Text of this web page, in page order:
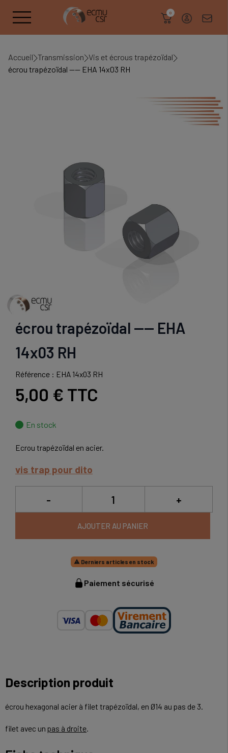
0
Accueil Transmission Vis et écrous trapézoïdal
écrou trapézoïdal ---- EHA 14x03 RH
écrou trapézoïdal ---- EHA
14x03 RH
Référence : EHA 14x03 RH
5,00 € TTC
En stock
Ecrou trapézoïdal en acier.
vis trap pour dito
- +
AJOUTER AU PANIER
 Derniers articles en stock
Paiement sécurisé
Description produit
écrou hexagonal acier à filet trapézoïdal, en Ø14 au pas de 3.
filet avec un pas à droite.